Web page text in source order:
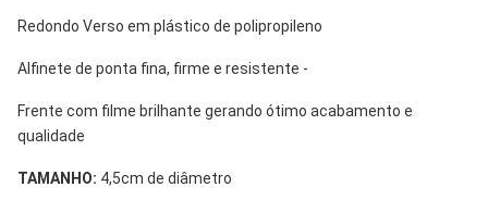
Redondo Verso em plástico de polipropileno
Alfinete de ponta fina, firme e resistente -
Frente com filme brilhante gerando ótimo acabamento e
qualidade
TAMANHO: 4,5cm de diâmetro